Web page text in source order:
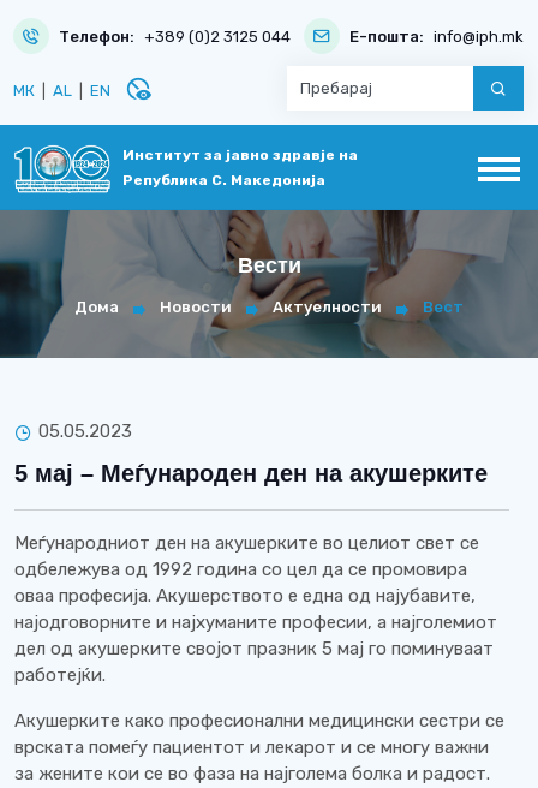
Телефон: +389 (0)2 3125 044 Е-пошта: info@iph.mk
МК AL EN disabled_visible
Институт за јавно здравје на
Република С. Македонија
Вести
Дома Новости Актуелности Вест
05.05.2023
5 мај – Меѓународен ден на акушерките
Меѓународниот ден на акушерките во целиот свет се
одбележува од 1992 година со цел да се промовира
оваа професија. Акушерството е една од најубавите,
најодговорните и најхуманите професии, а најголемиот
дел од акушерките својот празник 5 мај го поминуваат
работејќи.
Акушерките како професионални медицински сестри се
врската помеѓу пациентот и лекарот и се многу важни
за жените кои се во фаза на најголема болка и радост.